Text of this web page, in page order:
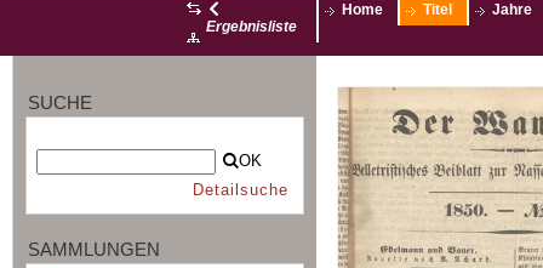
Ergebnisliste
Home Titel Jahre
SUCHE
OK
Detailsuche
SAMMLUNGEN